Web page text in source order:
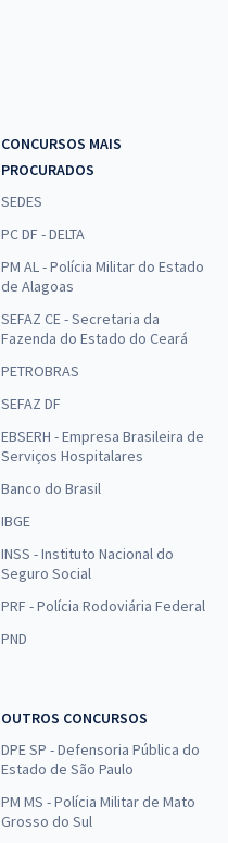
CONCURSOS MAIS
PROCURADOS
SEDES
PC DF - DELTA
PM AL - Polícia Militar do Estado
de Alagoas
SEFAZ CE - Secretaria da
Fazenda do Estado do Ceará
PETROBRAS
SEFAZ DF
EBSERH - Empresa Brasileira de
Serviços Hospitalares
Banco do Brasil
IBGE
INSS - Instituto Nacional do
Seguro Social
PRF - Polícia Rodoviária Federal
PND
OUTROS CONCURSOS
DPE SP - Defensoria Pública do
Estado de São Paulo
PM MS - Polícia Militar de Mato
Grosso do Sul